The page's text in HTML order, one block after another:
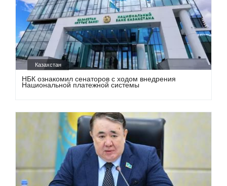
Казахстан
НБК ознакомил сенаторов с ходом внедрения
Национальной платежной системы